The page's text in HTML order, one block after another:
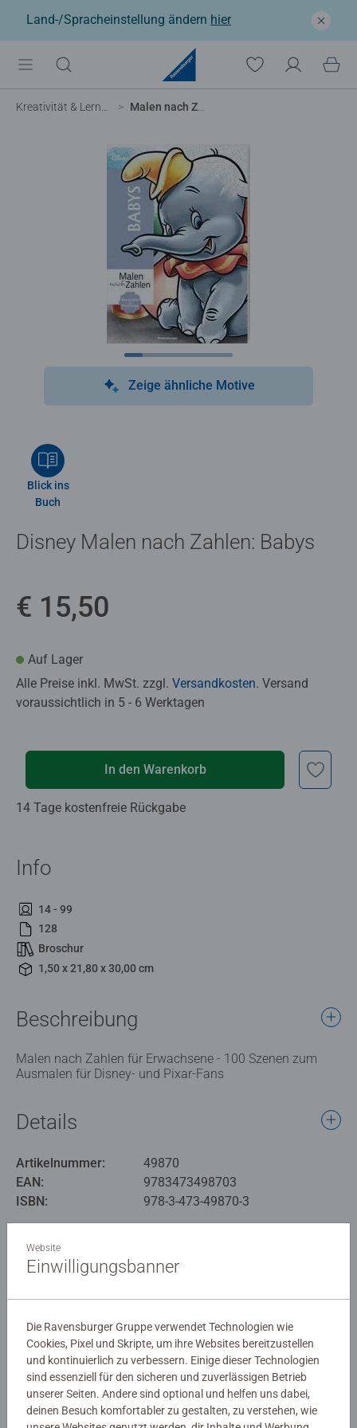
Land-/Spracheinstellung ändern hier
Kreativität & Lernen Malen nach Zahlen: Babys
Zeige ähnliche Motive
Blick ins
Buch
Disney Malen nach Zahlen: Babys
€ 15,50
Auf Lager
Alle Preise inkl. MwSt. zzgl. Versandkosten. Versand
voraussichtlich in 5 - 6 Werktagen
In den Warenkorb
14 Tage kostenfreie Rückgabe
Info
14 - 99
128
Broschur
1,50 x 21,80 x 30,00 cm
Beschreibung
Malen nach Zahlen für Erwachsene - 100 Szenen zum
Ausmalen für Disney- und Pixar-Fans
Details
Artikelnummer:
49870
EAN:
9783473498703
ISBN:
978-3-473-49870-3
Ähnliche Produkte
Noch keine Bewertungen
abgegeben
Website
Einwilligungsbanner
Die Ravensburger Gruppe verwendet Technologien wie
Cookies, Pixel und Skripte, um ihre Websites bereitzustellen
und kontinuierlich zu verbessern. Einige dieser Technologien
sind essenziell für den sicheren und zuverlässigen Betrieb
unserer Seiten. Andere sind optional und helfen uns dabei,
deinen Besuch komfortabler zu gestalten, zu verstehen, wie